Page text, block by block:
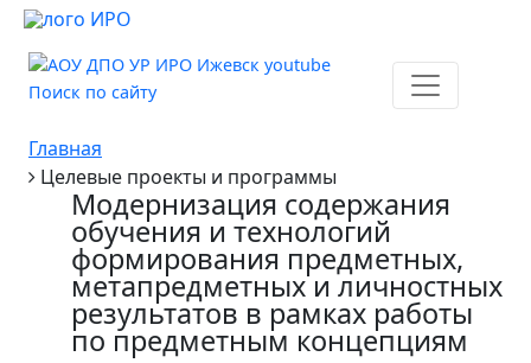
Поиск по сайту
Главная
Целевые проекты и программы
Модернизация содержания
обучения и технологий
формирования предметных,
метапредметных и личностных
результатов в рамках работы
по предметным концепциям